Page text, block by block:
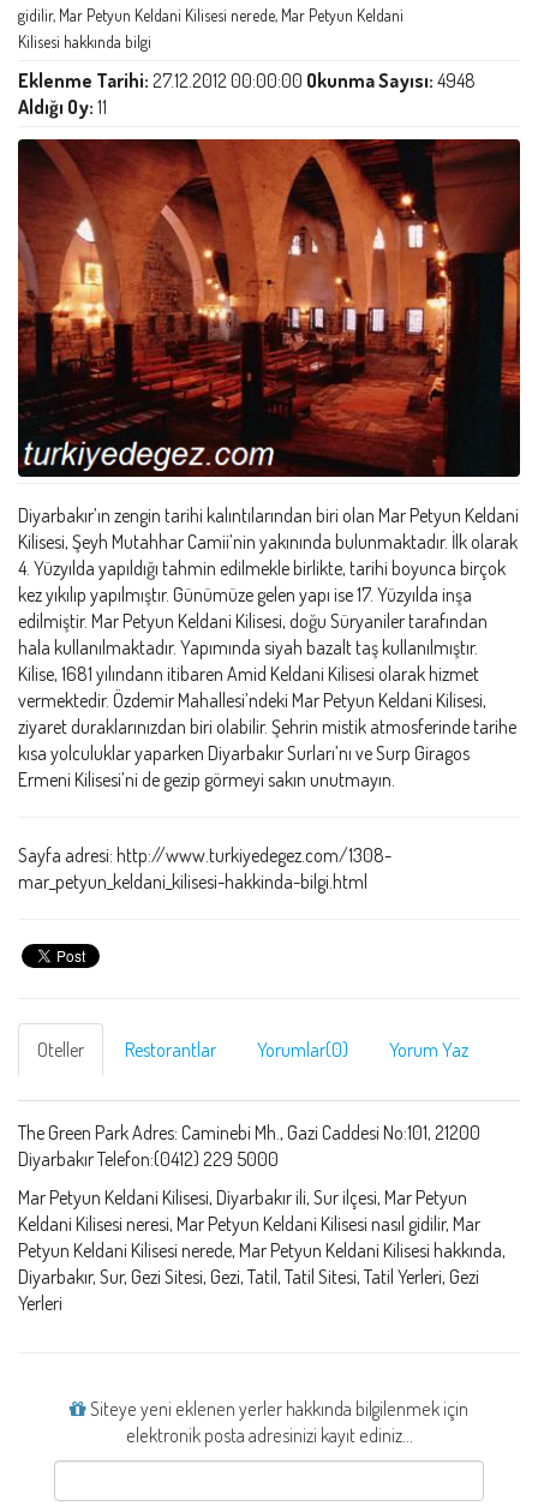
gidilir, Mar Petyun Keldani Kilisesi nerede, Mar Petyun Keldani
Kilisesi hakkında bilgi
Eklenme Tarihi: 27.12.2012 00:00:00 Okunma Sayısı: 4948
Aldığı Oy: 11
Diyarbakır’ın zengin tarihi kalıntılarından biri olan Mar Petyun Keldani
Kilisesi, Şeyh Mutahhar Camii’nin yakınında bulunmaktadır. İlk olarak
4. Yüzyılda yapıldığı tahmin edilmekle birlikte, tarihi boyunca birçok
kez yıkılıp yapılmıştır. Günümüze gelen yapı ise 17. Yüzyılda inşa
edilmiştir. Mar Petyun Keldani Kilisesi, doğu Süryaniler tarafından
hala kullanılmaktadır. Yapımında siyah bazalt taş kullanılmıştır.
Kilise, 1681 yılındann itibaren Amid Keldani Kilisesi olarak hizmet
vermektedir. Özdemir Mahallesi’ndeki Mar Petyun Keldani Kilisesi,
ziyaret duraklarınızdan biri olabilir. Şehrin mistik atmosferinde tarihe
kısa yolculuklar yaparken Diyarbakır Surları’nı ve Surp Giragos
Ermeni Kilisesi’ni de gezip görmeyi sakın unutmayın.
Sayfa adresi: http://www.turkiyedegez.com/1308-
mar_petyun_keldani_kilisesi-hakkinda-bilgi.html
Oteller Restorantlar Yorumlar(0) Yorum Yaz
The Green Park Adres: Caminebi Mh., Gazi Caddesi No:101, 21200
Diyarbakır Telefon:(0412) 229 5000
Mar Petyun Keldani Kilisesi, Diyarbakır ili, Sur ilçesi, Mar Petyun
Keldani Kilisesi neresi, Mar Petyun Keldani Kilisesi nasıl gidilir, Mar
Petyun Keldani Kilisesi nerede, Mar Petyun Keldani Kilisesi hakkında,
Diyarbakır, Sur, Gezi Sitesi, Gezi, Tatil, Tatil Sitesi, Tatil Yerleri, Gezi
Yerleri
Siteye yeni eklenen yerler hakkında bilgilenmek için
elektronik posta adresinizi kayıt ediniz...